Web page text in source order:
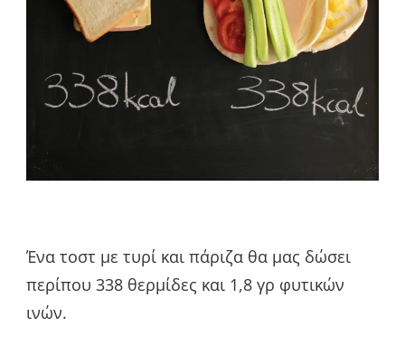
Ένα τοστ με τυρί και πάριζα θα μας δώσει
περίπου 338 θερμίδες και 1,8 γρ φυτικών
ινών.